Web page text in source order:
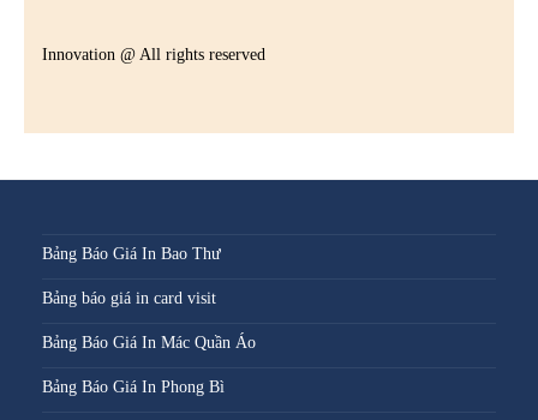
Innovation @ All rights reserved
Bảng Báo Giá In Bao Thư
Bảng báo giá in card visit
Bảng Báo Giá In Mác Quần Áo
Bảng Báo Giá In Phong Bì